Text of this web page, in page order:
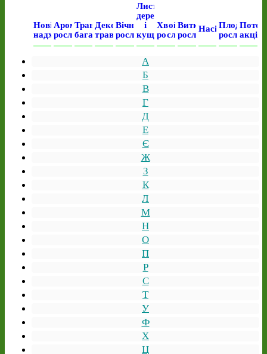
Нові
надходження
Ароматичні
рослини
Трав’янисті
багаторічні
Декоративні
трави
Вічнозелені
рослини
Листяні
дерева
і
кущі
Хвойні
рослини
Виткі
рослини
НасінняПлодові
рослини
акція
А
Б
В
Г
Д
Е
Є
Ж
З
К
Л
М
Н
О
П
Р
С
Т
У
Ф
Х
Ц